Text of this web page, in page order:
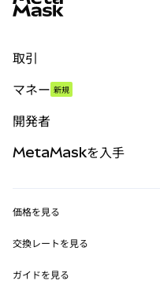
取引
パーペチュアル
RWA
マネー 新規
開発者
MetaMask Connect
Snaps
MetaMaskを入手
セキュリティ
価格を見る
イーサリアムの価格
Solanaの価格
交換レートを見る
ETH→USD
ガイドを見る